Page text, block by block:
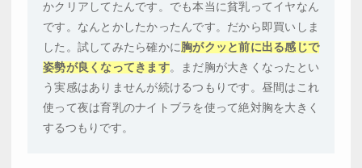
かクリアしてたんです。でも本当に貧乳ってイヤなん
です。なんとかしたかったんです。だから即買いしま
した。試してみたら確かに胸がクッと前に出る感じで
姿勢が良くなってきます。まだ胸が大きくなったとい
う実感はありませんが続けるつもりです。昼間はこれ
使って夜は育乳のナイトブラを使って絶対胸を大きく
するつもりです。